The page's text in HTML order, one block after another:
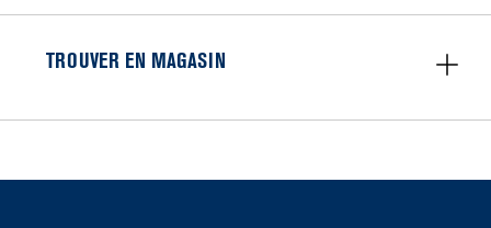
TROUVER EN MAGASIN
added